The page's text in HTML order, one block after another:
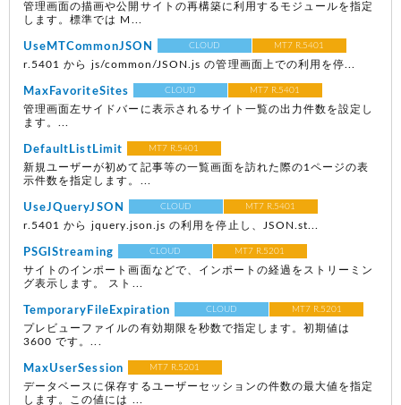
管理画面の描画や公開サイトの再構築に利用するモジュールを指定
します。標準では M...
UseMTCommonJSON CLOUD MT7 R.5401
r.5401 から js/common/JSON.js の管理画面上での利用を停...
MaxFavoriteSites CLOUD MT7 R.5401
管理画面左サイドバーに表示されるサイト一覧の出力件数を設定し
ます。...
DefaultListLimit MT7 R.5401
新規ユーザーが初めて記事等の一覧画面を訪れた際の1ページの表
示件数を指定します。...
UseJQueryJSON CLOUD MT7 R.5401
r.5401 から jquery.json.js の利用を停止し、JSON.st...
PSGIStreaming CLOUD MT7 R.5201
サイトのインポート画面などで、インポートの経過をストリーミン
グ表示します。 スト...
TemporaryFileExpiration CLOUD MT7 R.5201
プレビューファイルの有効期限を秒数で指定します。初期値は
3600 です。...
MaxUserSession MT7 R.5201
データベースに保存するユーザーセッションの件数の最大値を指定
します。この値には ...